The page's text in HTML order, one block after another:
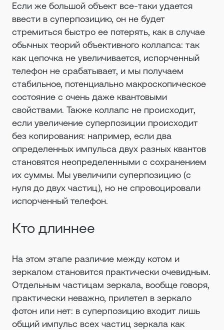
Если же большой объект все-таки удается
ввести в суперпозицию, он не будет
стремиться быстро ее потерять, как в случае
обычных теорий объективного коллапса: так
как цепочка не увеличивается, испорченный
телефон не срабатывает, и мы получаем
стабильное, потенциально макроскопическое
состояние с очень даже квантовыми
свойствами. Также коллапс не происходит,
если увеличение суперпозиции происходит
без копирования: например, если два
определенных импульса двух разных квантов
становятся неопределенными с сохранением
их суммы. Мы увеличили суперпозицию (с
нуля до двух частиц), но не спровоцировали
испорченный телефон.
Кто длиннее
На этом этапе различие между котом и
зеркалом становится практически очевидным.
Отдельным частицам зеркала, вообще говоря,
практически неважно, прилетел в зеркало
фотон или нет: в суперпозицию входит лишь
общий импульс всех частиц зеркала как